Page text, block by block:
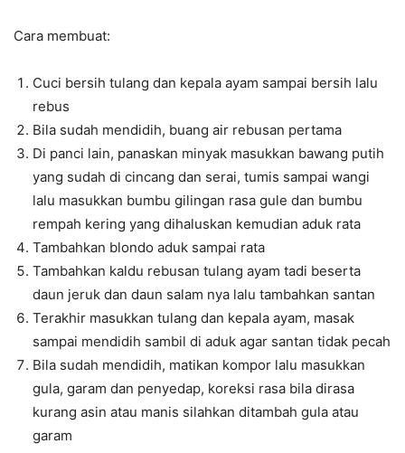
Cara membuat:
Cuci bersih tulang dan kepala ayam sampai bersih lalu
rebus
Bila sudah mendidih, buang air rebusan pertama
Di panci lain, panaskan minyak masukkan bawang putih
yang sudah di cincang dan serai, tumis sampai wangi
lalu masukkan bumbu gilingan rasa gule dan bumbu
rempah kering yang dihaluskan kemudian aduk rata
Tambahkan blondo aduk sampai rata
Tambahkan kaldu rebusan tulang ayam tadi beserta
daun jeruk dan daun salam nya lalu tambahkan santan
Terakhir masukkan tulang dan kepala ayam, masak
sampai mendidih sambil di aduk agar santan tidak pecah
Bila sudah mendidih, matikan kompor lalu masukkan
gula, garam dan penyedap, koreksi rasa bila dirasa
kurang asin atau manis silahkan ditambah gula atau
garam